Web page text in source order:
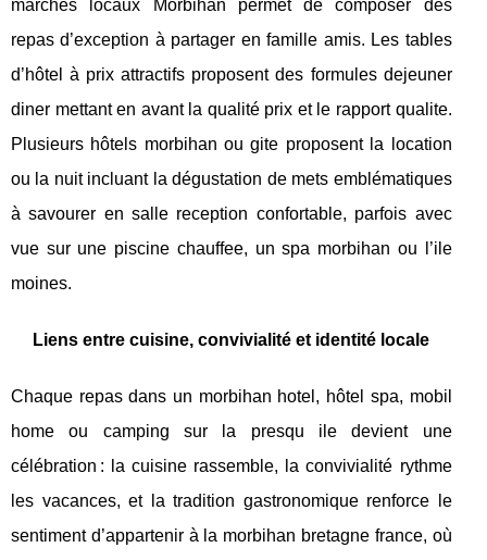
marchés locaux Morbihan permet de composer des
repas d’exception à partager en famille amis. Les tables
d’hôtel à prix attractifs proposent des formules dejeuner
diner mettant en avant la qualité prix et le rapport qualite.
Plusieurs hôtels morbihan ou gite proposent la location
ou la nuit incluant la dégustation de mets emblématiques
à savourer en salle reception confortable, parfois avec
vue sur une piscine chauffee, un spa morbihan ou l’ile
moines.
Liens entre cuisine, convivialité et identité locale
Chaque repas dans un morbihan hotel, hôtel spa, mobil
home ou camping sur la presqu ile devient une
célébration : la cuisine rassemble, la convivialité rythme
les vacances, et la tradition gastronomique renforce le
sentiment d’appartenir à la morbihan bretagne france, où